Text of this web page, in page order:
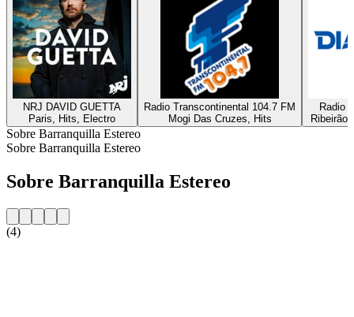
NRJ DAVID GUETTA
Paris, Hits, Electro
Radio Transcontinental 104.7 FM
Mogi Das Cruzes, Hits
Radio
Ribeirão
Sobre Barranquilla Estereo
Sobre Barranquilla Estereo
Sobre Barranquilla Estereo
(4)